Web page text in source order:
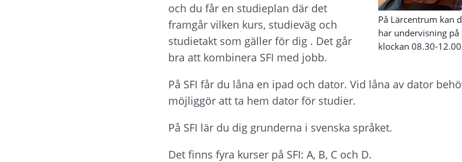
På Lärcentrum kan
har undervisning
klockan 08.30-12.00
och du får en studieplan där det
framgår vilken kurs, studieväg och
studietakt som gäller för dig . Det går
bra att kombinera SFI med jobb.
På SFI får du låna en ipad och dator. Vid låna av dator
möjliggör att ta hem dator för studier.
På SFI lär du dig grunderna i svenska språket.
Det finns fyra kurser på SFI: A, B, C och D.